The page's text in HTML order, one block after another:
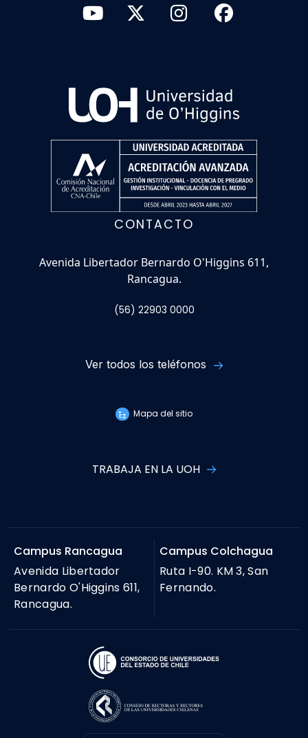
CONTACTO
Avenida Libertador Bernardo O'Higgins 611,
Rancagua.
(56) 22903 0000
Ver todos los teléfonos
Mapa del sitio
TRABAJA EN LA UOH
Campus Rancagua
Avenida Libertador
Bernardo O'Higgins 611,
Rancagua.
Campus Colchagua
Ruta I-90. KM 3, San
Fernando.